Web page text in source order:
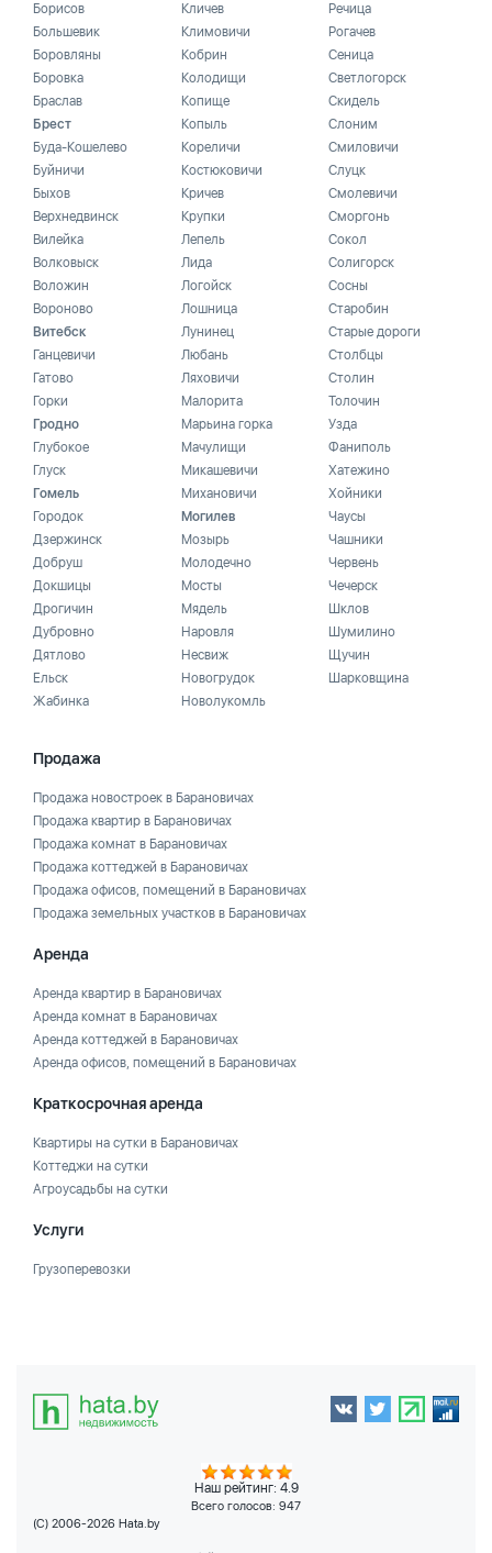
Борисов
Большевик
Боровляны
Боровка
Браслав
Брест
Буда-Кошелево
Буйничи
Быхов
Верхнедвинск
Вилейка
Волковыск
Воложин
Вороново
Витебск
Ганцевичи
Гатово
Горки
Гродно
Глубокое
Глуск
Гомель
Городок
Дзержинск
Добруш
Докшицы
Дрогичин
Дубровно
Дятлово
Ельск
Жабинка
Кличев
Климовичи
Кобрин
Колодищи
Копище
Копыль
Кореличи
Костюковичи
Кричев
Крупки
Лепель
Лида
Логойск
Лошница
Лунинец
Любань
Ляховичи
Малорита
Марьина горка
Мачулищи
Микашевичи
Михановичи
Могилев
Мозырь
Молодечно
Мосты
Мядель
Наровля
Несвиж
Новогрудок
Новолукомль
Речица
Рогачев
Сеница
Светлогорск
Скидель
Слоним
Смиловичи
Слуцк
Смолевичи
Сморгонь
Сокол
Солигорск
Сосны
Старобин
Старые дороги
Столбцы
Столин
Толочин
Узда
Фаниполь
Хатежино
Хойники
Чаусы
Чашники
Червень
Чечерск
Шклов
Шумилино
Щучин
Шарковщина
Продажа
Продажа новостроек в Барановичах
Продажа квартир в Барановичах
Продажа комнат в Барановичах
Продажа коттеджей в Барановичах
Продажа офисов, помещений в Барановичах
Продажа земельных участков в Барановичах
Аренда
Аренда квартир в Барановичах
Аренда комнат в Барановичах
Аренда коттеджей в Барановичах
Аренда офисов, помещений в Барановичах
Краткосрочная аренда
Квартиры на сутки в Барановичах
Коттеджи на сутки
Агроусадьбы на сутки
Услуги
Грузоперевозки
Наш рейтинг: 4.9
Всего голосов: 947
(C) 2006-2026 Hata.by